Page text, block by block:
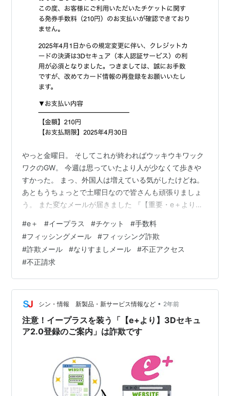
やっと金曜日。 そしてこれが終わればウッキウキワック
ワクのGW。 今週は思っていたより人が少なくて歩きや
すかった。 まっ、外国人は増えている気がしたけどね。
あともうちょっとで土曜日なので皆さんも頑張りましょ
う。 また変なメールが届きました 『【重要・e＋より】
にtomomo13はe＋（イープラス）を使っていて、既にチ
ケットを発券したとのこと。 そして手数料の210円を支
払えと来た。 何のチケットか分からん。 そもそも今回の
メールでe＋（イープラス）という存在を知ったし。笑
ということで詐欺メール。 メールアドレスは【no-
reply@mai…
#e＋ #イープラス #チケット #手数料
#フィッシングメール #フィッシング詐欺
#詐欺メール #なりすましメール #不正アクセス
#不正請求
シン・情報 新製品・新サービス情報など • 2年前
注意！イープラスを装う「【e+より】3Dセキュ
ア2.0登録のご案内」は詐欺です